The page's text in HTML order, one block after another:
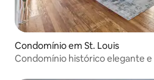
Condomínio em St. Louis
Condomínio histórico elegante